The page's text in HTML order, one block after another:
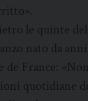
le quinte
nato da
France:
quotidiane